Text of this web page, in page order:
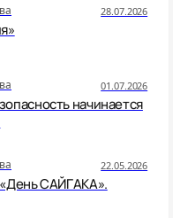
28.07.2026
01.07.2026
начинается
22.05.2026
САЙГАКА».